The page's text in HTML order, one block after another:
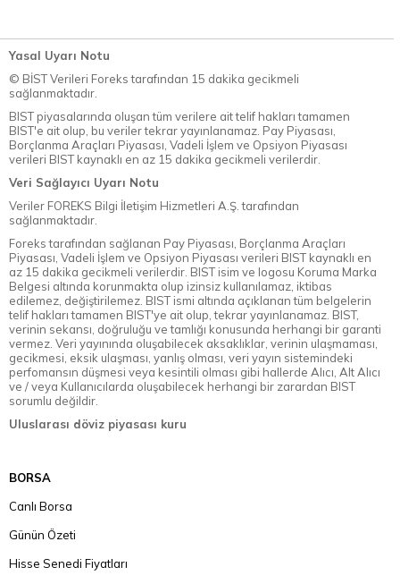
Yasal Uyarı Notu
© BİST Verileri Foreks tarafından 15 dakika gecikmeli
sağlanmaktadır.
BIST piyasalarında oluşan tüm verilere ait telif hakları tamamen
BIST'e ait olup, bu veriler tekrar yayınlanamaz. Pay Piyasası,
Borçlanma Araçları Piyasası, Vadeli İşlem ve Opsiyon Piyasası
verileri BIST kaynaklı en az 15 dakika gecikmeli verilerdir.
Veri Sağlayıcı Uyarı Notu
Veriler FOREKS Bilgi İletişim Hizmetleri A.Ş. tarafından
sağlanmaktadır.
Foreks tarafından sağlanan Pay Piyasası, Borçlanma Araçları
Piyasası, Vadeli İşlem ve Opsiyon Piyasası verileri BIST kaynaklı en
az 15 dakika gecikmeli verilerdir. BIST isim ve logosu Koruma Marka
Belgesi altında korunmakta olup izinsiz kullanılamaz, iktibas
edilemez, değiştirilemez. BIST ismi altında açıklanan tüm belgelerin
telif hakları tamamen BIST'ye ait olup, tekrar yayınlanamaz. BIST,
verinin sekansı, doğruluğu ve tamlığı konusunda herhangi bir garanti
vermez. Veri yayınında oluşabilecek aksaklıklar, verinin ulaşmaması,
gecikmesi, eksik ulaşması, yanlış olması, veri yayın sistemindeki
perfomansın düşmesi veya kesintili olması gibi hallerde Alıcı, Alt Alıcı
ve / veya Kullanıcılarda oluşabilecek herhangi bir zarardan BIST
sorumlu değildir.
Uluslarası döviz piyasası kuru
BORSA
Canlı Borsa
Günün Özeti
Hisse Senedi Fiyatları